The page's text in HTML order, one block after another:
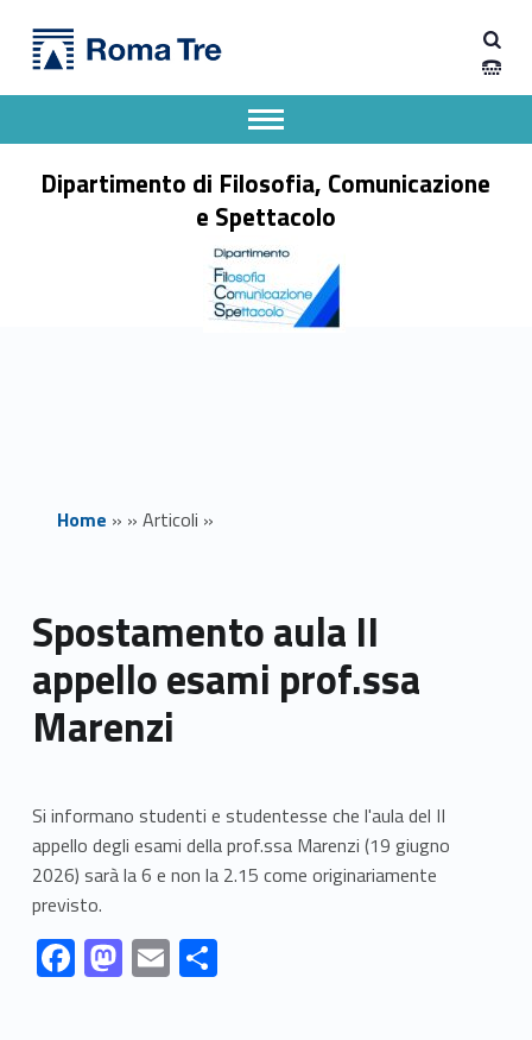
Spostamento aula II appello esami prof.ssa Marenzi - Dipartimento di Filosofia, Comunicazione e Spettacolo
Dipartimento di Filosofia, Comunicazione
e Spettacolo
Apri il menu secondario
Header info sidebar
Home » » Articoli »
Spostamento aula II
appello esami prof.ssa
Marenzi
Si informano studenti e studentesse che l'aula del II
appello degli esami della prof.ssa Marenzi (19 giugno
2026) sarà la 6 e non la 2.15 come originariamente
previsto.
Link identifier #identifier__150608-1
F
ac
Link identifier #identifier__155680-2 M
as
Link identifier #identifier__51553-3 E
m
Link identifier #identifier__10490-4 C